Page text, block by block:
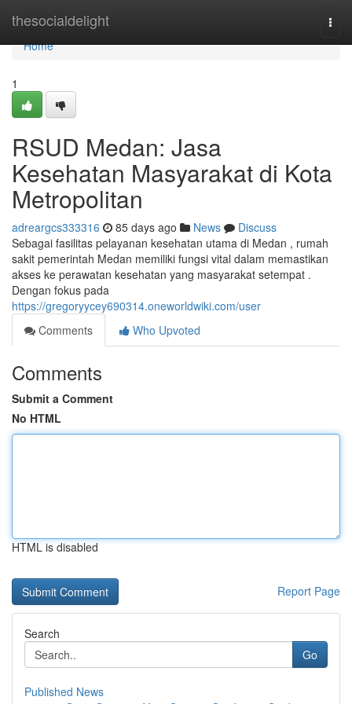
thesocialdelight
Home
Home
1
RSUD Medan: Jasa
Kesehatan Masyarakat di Kota
Metropolitan
adreargcs333316 85 days ago News
Discuss
Sebagai fasilitas pelayanan kesehatan utama di Medan , rumah
sakit pemerintah Medan memiliki fungsi vital dalam memastikan
akses ke perawatan kesehatan yang masyarakat setempat .
Dengan fokus pada
https://gregoryycey690314.oneworldwiki.com/user
Comments
Who Upvoted
Comments
Submit a Comment
No HTML
HTML is disabled
Report Page
Search
Go
Published News